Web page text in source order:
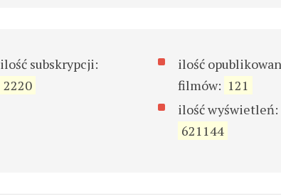
ilość subskrypcji:
2220
ilość
filmów: 121
ilość wyświetleń:
621144